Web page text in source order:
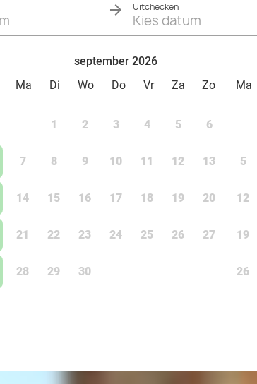
Uitchecken
Kies datum
september 2026
Ma
Di Wo Do Vr Za Zo
1 2 3 4 5 6
7 8 9 10 11 12 13
14 15 16 17 18 19 20
21 22 23 24 25 26 27
28 29 30
Ma
5
12
19
26